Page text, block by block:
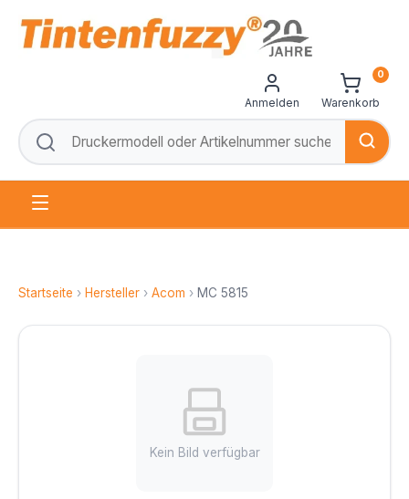
Anmelden Warenkorb
0
Startseite › Hersteller › Acom › MC 5815
Kein Bild verfügbar